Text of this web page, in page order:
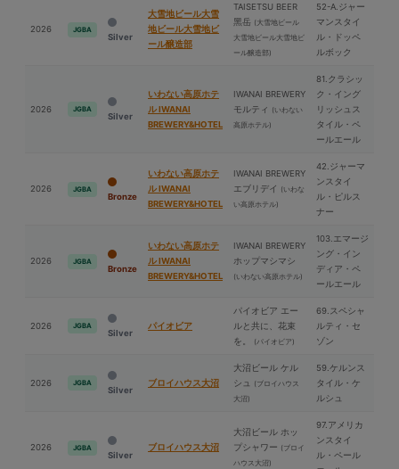
2026 JGBA
Silver
⼤雪地ビール⼤雪
地ビール⼤雪地ビ
ール醸造部
TAISETSU BEER
⿊岳 (⼤雪地ビール
⼤雪地ビール⼤雪地ビ
ール醸造部)
52-A.ジャー
マンスタイ
ル・ドッペ
ルボック
2026 JGBA
Silver
いわない高原ホテ
ル IWANAI
BREWERY&HOTEL
IWANAI BREWERY
モルティ (いわない
高原ホテル)
81.クラシッ
ク・イング
リッシュス
タイル・ペ
ールエール
2026 JGBA
Bronze
いわない高原ホテ
ル IWANAI
BREWERY&HOTEL
IWANAI BREWERY
エブリデイ (いわな
い高原ホテル)
42.ジャーマ
ンスタイ
ル・ピルス
ナー
2026 JGBA
Bronze
いわない高原ホテ
ル IWANAI
BREWERY&HOTEL
IWANAI BREWERY
ホップマシマシ
(いわない高原ホテル)
103.エマージ
ング・イン
ディア・ペ
ールエール
2026 JGBA
Silver
パイオビア
パイオビア エー
ルと共に、花束
を。
(パイオビア)
69.スペシャ
ルティ・セ
ゾン
2026 JGBA
Silver
ブロイハウス⼤沼
⼤沼ビール ケル
シュ
(ブロイハウス
⼤沼)
59.ケルンス
タイル・ケ
ルシュ
2026 JGBA
Silver
ブロイハウス⼤沼
⼤沼ビール ホッ
プシャワー (ブロイ
ハウス⼤沼)
97.アメリカ
ンスタイ
ル・ペール